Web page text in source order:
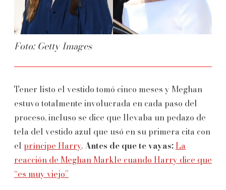
Foto: Getty Images
Tener listo el vestido tomó cinco meses y Meghan
estuvo totalmente involucrada en cada paso del
proceso, incluso se dice que llevaba un pedazo de
tela del vestido azul que usó en su primera cita con
el príncipe Harry.Antes de que te vayas: La
reacción de Meghan Markle cuando Harry dice que
“es muy viejo”